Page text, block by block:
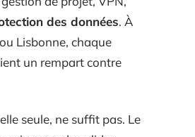
des données. À
Lisbonne, chaque
un rempart contre
seule, ne suffit pas. Le